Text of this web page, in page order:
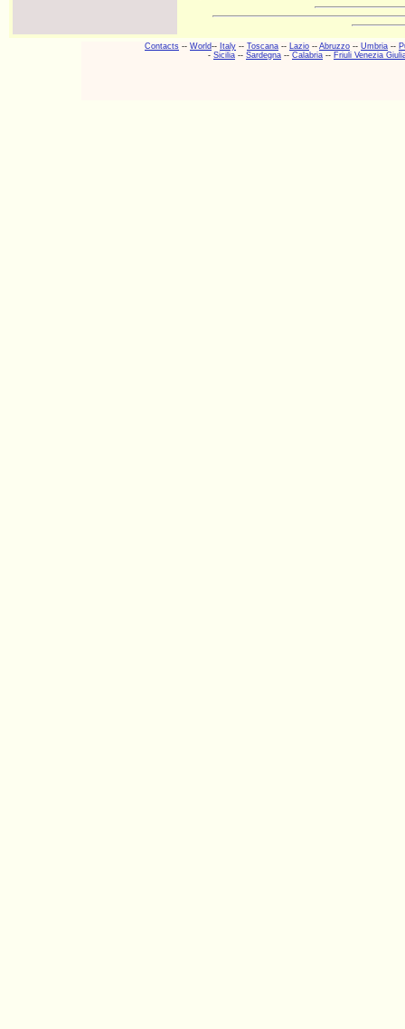
Contacts -- World-- Italy -- Toscana -- Lazio -- Abruzzo -- Umbria --
- Sicilia -- Sardegna -- Calabria -- Friuli Venezia